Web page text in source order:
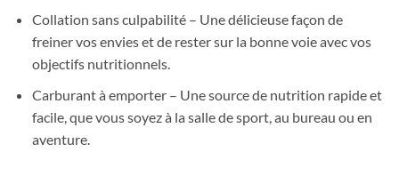
Collation sans culpabilité – Une délicieuse façon de
freiner vos envies et de rester sur la bonne voie avec vos
objectifs nutritionnels.
Carburant à emporter – Une source de nutrition rapide et
facile, que vous soyez à la salle de sport, au bureau ou en
aventure.